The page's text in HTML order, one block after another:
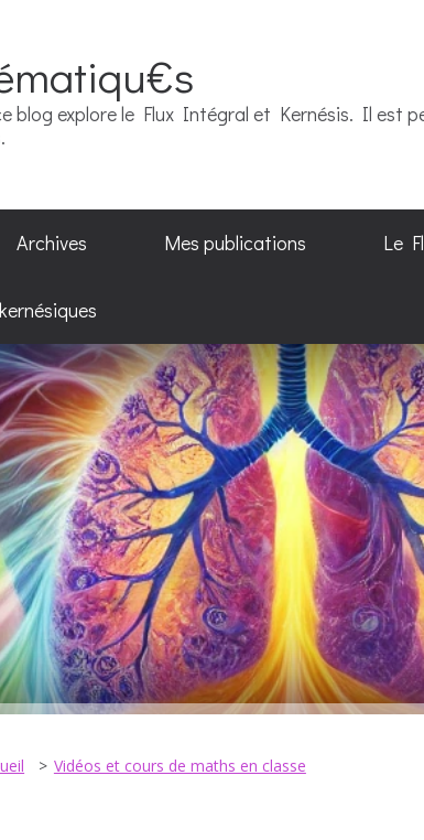
blog explore le Flux Intégral et Kernésis. Il est
Archives Mes publications Le
Vidéos et cours de maths en classe